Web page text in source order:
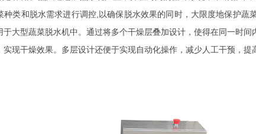
种类和脱水需求进行调控,以确保脱水效果的同时，大限度地保护
于大型蔬菜脱水机中。通过将多个干燥层叠加设计，使得在同一时
实现干燥效果。多层设计还便于实现自动化操作，减少人工干预，提